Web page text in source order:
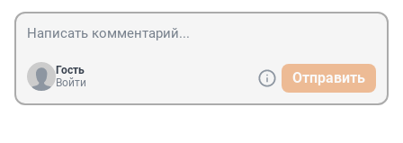
Гость
Войти
Отправить